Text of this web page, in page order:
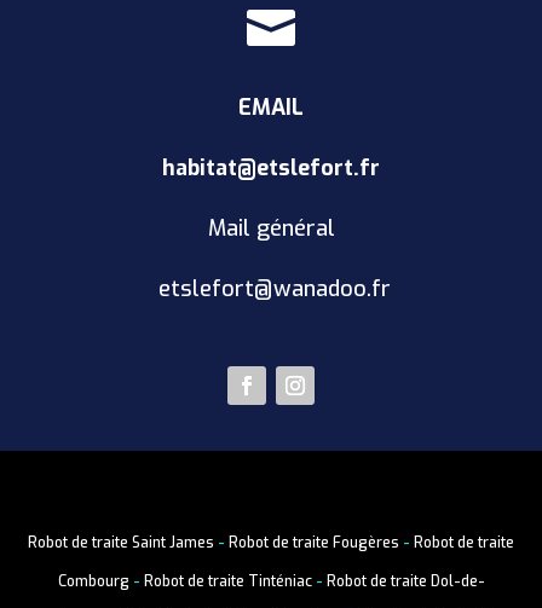

EMAIL
habitat@etslefort.fr
Mail général
etslefort@wanadoo.fr
Robot de traite Saint James - Robot de traite Fougères - Robot de traite
Combourg - Robot de traite Tinténiac- Robot de traite Dol-de-